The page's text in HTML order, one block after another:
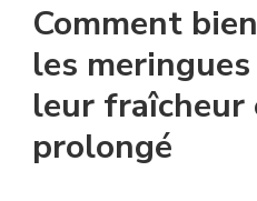
Comment
les
leur
prolongé